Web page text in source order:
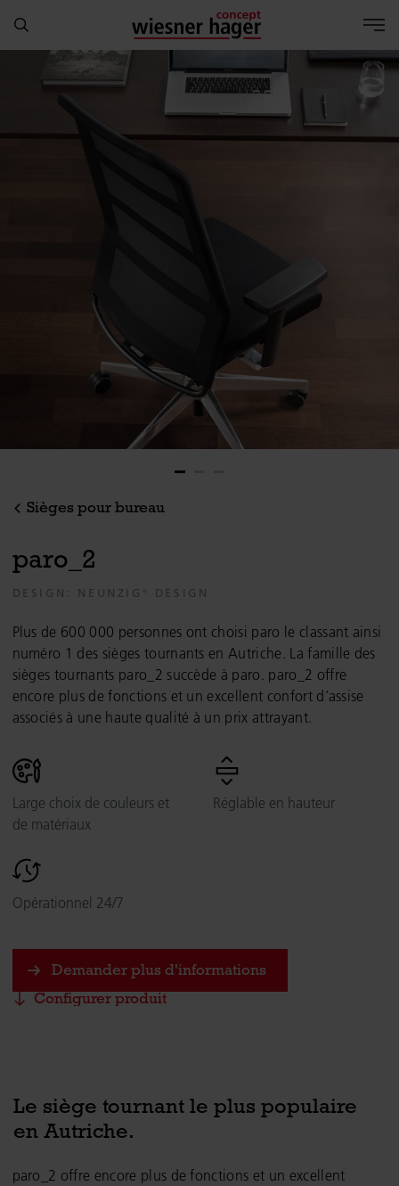
Sièges pour bureau
paro 2
DESIGN: NEUNZIG° DESIGN
Plus de 600 000 personnes ont choisi paro le classant ainsi
numéro 1 des sièges tournants en Autriche. La famille des
sièges tournants paro_2 succède à paro. paro_2 offre
encore plus de fonctions et un excellent confort d’assise
associés à une haute qualité à un prix attrayant.
Large choix de couleurs et
de matériaux
Réglable en hauteur
Opérationnel 24/7
Demander plus d'informations
Configurer produit
Le siège tournant le plus populaire
en Autriche.
paro_2 offre encore plus de fonctions et un excellent